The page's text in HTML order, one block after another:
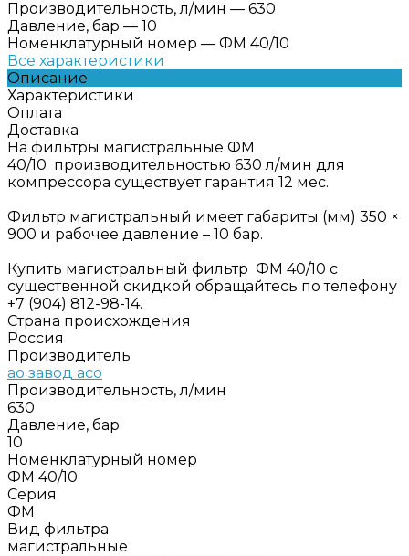
Производительность, л/мин — 630
Давление, бар — 10
Номенклатурный номер — ФМ 40/10
Все характеристики
Описание
Характеристики
Оплата
Доставка
На фильтры магистральные ФМ
40/10 производительностью 630 л/мин для
компрессора существует гарантия 12 мес.
Фильтр магистральный имеет габариты (мм) 350 ×
900 и рабочее давление – 10 бар.
Купить магистральный фильтр ФМ 40/10 с
существенной скидкой обращайтесь по телефону
+7 (904) 812-98-14.
Страна происхождения
Россия
Производитель
ао завод асо
Производительность, л/мин
630
Давление, бар
10
Номенклатурный номер
ФМ 40/10
Серия
ФМ
Вид фильтра
магистральные